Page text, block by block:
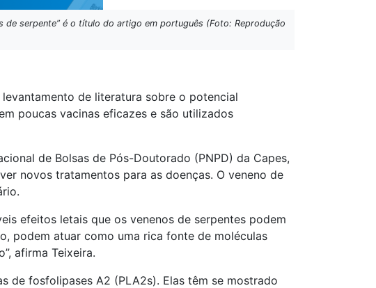
serpente” é o título do artigo em português (Foto: Reprodução
de literatura sobre o potencial
poucas vacinas eficazes e são utilizados
de Bolsas de Pós-Doutorado (PNPD) da Capes,
novos tratamentos para as doenças. O veneno de
efeitos letais que os venenos de serpentes podem
podem atuar como uma rica fonte de moléculas
afirma Teixeira.
de fosfolipases A2 (PLA2s). Elas têm se mostrado